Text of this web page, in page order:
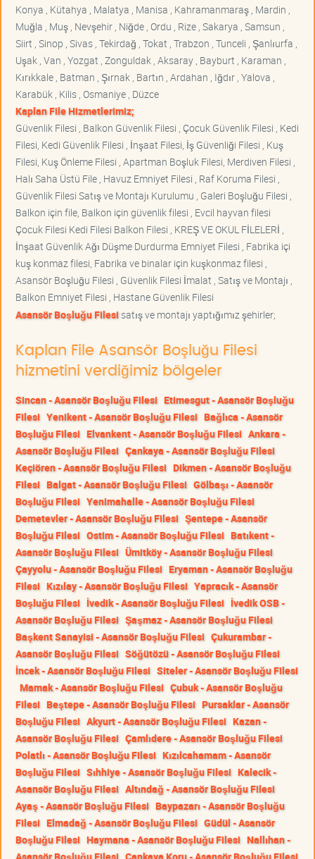
Konya , Kütahya , Malatya , Manisa , Kahramanmaraş , Mardin ,
Muğla , Muş , Nevşehir , Niğde , Ordu , Rize , Sakarya , Samsun ,
Siirt , Sinop , Sivas , Tekirdağ , Tokat , Trabzon , Tunceli , Şanlıurfa ,
Uşak , Van , Yozgat , Zonguldak , Aksaray , Bayburt , Karaman ,
Kırıkkale , Batman , Şırnak , Bartın , Ardahan , Iğdır , Yalova ,
Karabük , Kilis , Osmaniye , Düzce
Kaplan File Hizmetlerimiz;
Güvenlik Filesi , Balkon Güvenlik Filesi , Çocuk Güvenlik Filesi , Kedi
Filesi, Kedi Güvenlik Filesi , İnşaat Filesi, İş Güvenliği Filesi , Kuş
Filesi, Kuş Önleme Filesi , Apartman Boşluk Filesi, Merdiven Filesi ,
Halı Saha Üstü File , Havuz Emniyet Filesi , Raf Koruma Filesi ,
Güvenlik Filesi Satış ve Montajı Kurulumu , Galeri Boşluğu Filesi ,
Balkon için file, Balkon için güvenlik filesi , Evcil hayvan filesi
Çocuk Filesi Kedi Filesi Balkon Filesi , KREŞ VE OKUL FİLELERİ ,
İnşaat Güvenlik Ağı Düşme Durdurma Emniyet Filesi , Fabrika içi
kuş konmaz filesi, Fabrika ve binalar için kuşkonmaz filesi ,
Asansör Boşluğu Filesi , Güvenlik Filesi İmalat , Satış ve Montajı ,
Balkon Emniyet Filesi , Hastane Güvenlik Filesi
Asansör Boşluğu Filesisatış ve montajı yaptığımız şehirler;
Kaplan File Asansör Boşluğu Filesi
hizmetini verdiğimiz bölgeler
Sincan - Asansör Boşluğu Filesi Etimesgut - Asansör Boşluğu
Filesi Yenikent - Asansör Boşluğu Filesi Bağlıca - Asansör
Boşluğu Filesi Elvankent - Asansör Boşluğu Filesi Ankara -
Asansör Boşluğu Filesi Çankaya - Asansör Boşluğu Filesi
Keçiören - Asansör Boşluğu Filesi Dikmen - Asansör Boşluğu
Filesi Balgat - Asansör Boşluğu Filesi Gölbaşı - Asansör
Boşluğu Filesi Yenimahalle - Asansör Boşluğu Filesi
Demetevler - Asansör Boşluğu Filesi Şentepe - Asansör
Boşluğu Filesi Ostim - Asansör Boşluğu Filesi Batıkent -
Asansör Boşluğu Filesi Ümitköy - Asansör Boşluğu Filesi
Çayyolu - Asansör Boşluğu Filesi Eryaman - Asansör Boşluğu
Filesi Kızılay - Asansör Boşluğu Filesi Yapracık - Asansör
Boşluğu Filesi İvedik - Asansör Boşluğu Filesi İvedik OSB -
Asansör Boşluğu Filesi Şaşmaz - Asansör Boşluğu Filesi
Başkent Sanayisi - Asansör Boşluğu Filesi Çukurambar -
Asansör Boşluğu Filesi Söğütözü - Asansör Boşluğu Filesi
İncek - Asansör Boşluğu Filesi Siteler - Asansör Boşluğu Filesi
Mamak - Asansör Boşluğu Filesi Çubuk - Asansör Boşluğu
Filesi Beştepe - Asansör Boşluğu Filesi Pursaklar - Asansör
Boşluğu Filesi Akyurt - Asansör Boşluğu Filesi Kazan -
Asansör Boşluğu Filesi Çamlıdere - Asansör Boşluğu Filesi
Polatlı - Asansör Boşluğu Filesi Kızılcahamam - Asansör
Boşluğu Filesi Sıhhiye - Asansör Boşluğu Filesi Kalecik -
Asansör Boşluğu Filesi Altındağ - Asansör Boşluğu Filesi
Ayaş - Asansör Boşluğu Filesi Baypazarı - Asansör Boşluğu
Filesi Elmadağ - Asansör Boşluğu Filesi Güdül - Asansör
Boşluğu Filesi Haymana - Asansör Boşluğu Filesi Nallıhan -
Asansör Boşluğu Filesi Çankaya Koru - Asansör Boşluğu Filesi